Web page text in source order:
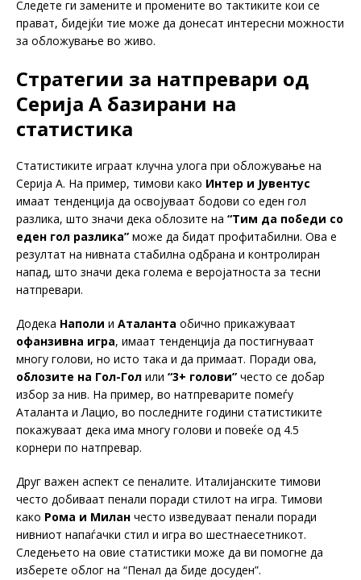
Следете ги замените и промените во тактиките кои се
прават, бидејќи тие може да донесат интересни можности
за обложување во живо.
Стратегии за натпревари од
Серија А базирани на
статистика
Статистиките играат клучна улога при обложување на
Серија А. На пример, тимови како Интер и Јувентус
имаат тенденција да освојуваат бодови со еден гол
разлика, што значи дека облозите на “Тим да победи со
еден гол разлика” може да бидат профитабилни. Ова е
резултат на нивната стабилна одбрана и контролиран
напад, што значи дека голема е веројатноста за тесни
натпревари.
Додека Наполи и Аталанта обично прикажуваат
офанзивна игра, имаат тенденција да постигнуваат
многу голови, но исто така и да примаат. Поради ова,
облозите на Гол-Гол или “3+ голови” често се добар
избор за нив. На пример, во натпреварите помеѓу
Аталанта и Лацио, во последните години статистиките
покажуваат дека има многу голови и повеќе од 4.5
корнери по натпревар.
Друг важен аспект се пеналите. Италијанските тимови
често добиваат пенали поради стилот на игра. Тимови
како Рома и Милан често изведуваат пенали поради
нивниот напаѓачки стил и игра во шестнаесетникот.
Следењето на овие статистики може да ви помогне да
изберете облог на “Пенал да биде досуден”.